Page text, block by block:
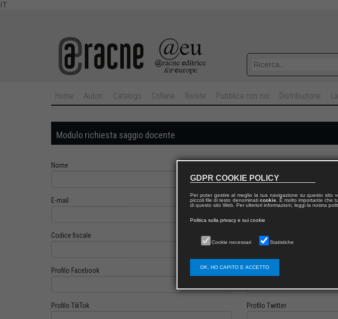
IT
Home Autori Catalogo Collane Riviste Pubblica con noi Distribuzione
Modulo richiesta saggio docente
Nome
E-mail
Codice fiscale
Profilo Facebook Profilo Instagram
Profilo TikTok Profilo Twitter
GDPR COOKIE POLICY
Per poter gestire al meglio la tua navigazione su questo sito
piccoli file di testo denominati cookie. È molto importante che
di questo sito Web. Per ulteriori informazioni, leggi la nostra
Politica sulla privacy e sui cookie
Cookie necessari Statistiche
OK, HO CAPITO E ACCETTO